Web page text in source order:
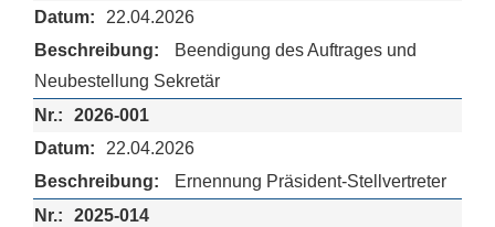
22.04.2026
Beendigung des Auftrages und
Neubestellung Sekretär
2026-001
22.04.2026
Ernennung Präsident-Stellvertreter
2025-014